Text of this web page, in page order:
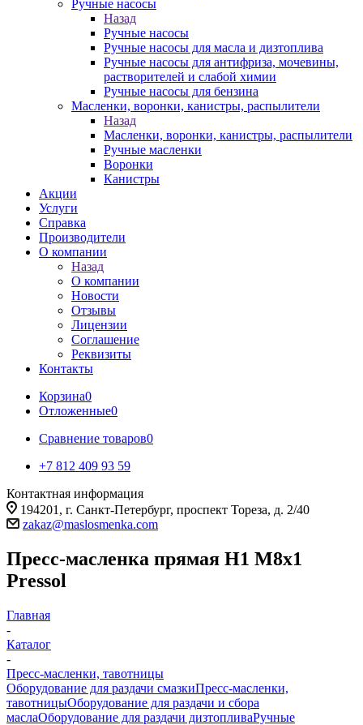
Ручные насосы
Назад
Ручные насосы
Ручные насосы для масла и дизтоплива
Ручные насосы для антифриза, мочевины,
растворителей и слабой химии
Ручные насосы для бензина
Масленки, воронки, канистры, распылители
Назад
Масленки, воронки, канистры, распылители
Ручные масленки
Воронки
Канистры
Акции
Услуги
Справка
Производители
О компании
Назад
О компании
Новости
Отзывы
Лицензии
Соглашение
Реквизиты
Контакты
Корзина0
Отложенные0
Сравнение товаров0
+7 812 409 93 59
Контактная информация
194201, г. Санкт-Петербург, проспект Тореза, д. 2/40
zakaz@maslosmenka.com
Пресс-масленка прямая H1 M8x1
Pressol
Главная
-
Каталог
-
Пресс-масленки, тавотницы
Оборудование для раздачи смазкиПресс-масленки,
тавотницыОборудование для раздачи и сбора
маслаОборудование для раздачи дизтопливаРучные